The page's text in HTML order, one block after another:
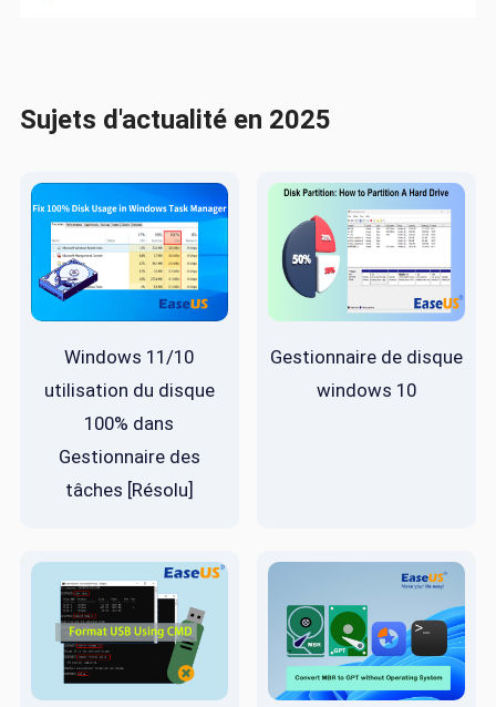
Sujets d'actualité en 2025
Windows 11/10
utilisation du disque
100% dans
Gestionnaire des
tâches [Résolu]
Gestionnaire de disque
windows 10